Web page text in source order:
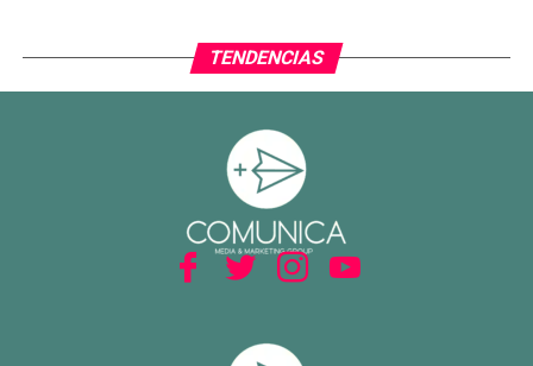
Con este resultado, México no solo avanza de ronda, sino
que también deja atrás una larga racha negativa en
partidos decisivos, ilusionando a su afición con un equipo
que combina orden, intensidad y contundencia.
TENDENCIAS